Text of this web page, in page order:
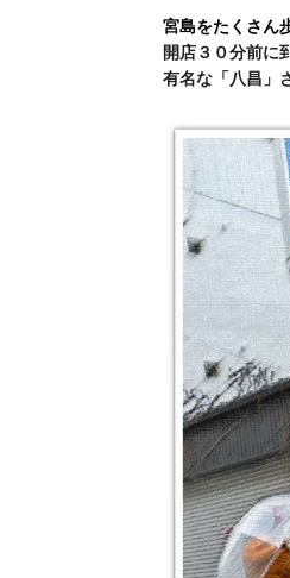
宮島をたくさん
開店３０分前に
有名な「八昌」